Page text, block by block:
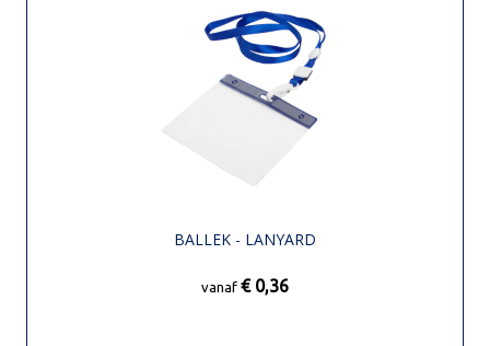
BALLEK - LANYARD
vanaf € 0,36